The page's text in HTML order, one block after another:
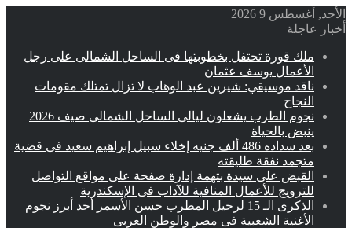
الأحد, أغسطس 9 2026
أخبار عاجلة
ملك قورة تحتفل بخطوبتها فى الساحل الشمالى على رجل
الأعمال يوسف عثمان
ناقد موسيقي: شيرين عبد الوهاب لا تزال تمتلك مقومات
النجاح
نجوم الطرب يشعلون ليالى الساحل الشمالى صيف 2026
ينبض بالحياة
بعد سداده 486 ألف جنيه إخلاء سبيل إبراهيم سعيد فى قضية
متجمد نفقة طليقته
القبض على سيدة بتهمة إدارة صفحة على مواقع التواصل
للترويج للأعمال المنافية للآداب فى الإسكندرية
الذكرى الـ 15 لرحيل المطرب حسن الأسمر أحد أبرز نجوم
الأغنية الشعبية فى مصر والوطن العربى